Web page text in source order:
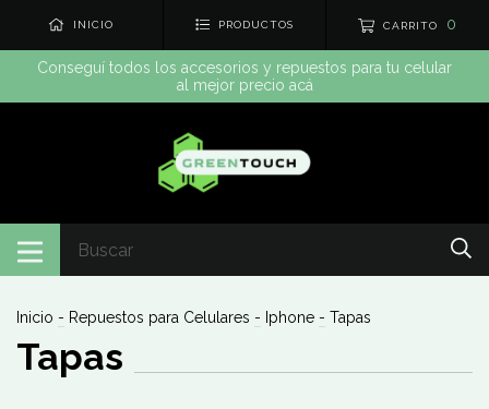
INICIO PRODUCTOS CARRITO 0
Conseguí todos los accesorios y repuestos para tu celular
al mejor precio acá
Inicio - Repuestos para Celulares - Iphone - Tapas
Tapas